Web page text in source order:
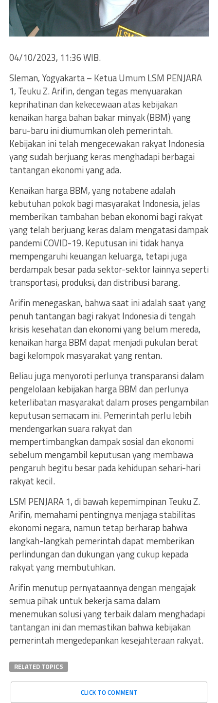
04/10/2023, 11:36 WIB.
Sleman, Yogyakarta – Ketua Umum LSM PENJARA
1, Teuku Z. Arifin, dengan tegas menyuarakan
keprihatinan dan kekecewaan atas kebijakan
kenaikan harga bahan bakar minyak (BBM) yang
baru-baru ini diumumkan oleh pemerintah.
Kebijakan ini telah mengecewakan rakyat Indonesia
yang sudah berjuang keras menghadapi berbagai
tantangan ekonomi yang ada.
Kenaikan harga BBM, yang notabene adalah
kebutuhan pokok bagi masyarakat Indonesia, jelas
memberikan tambahan beban ekonomi bagi rakyat
yang telah berjuang keras dalam mengatasi dampak
pandemi COVID-19. Keputusan ini tidak hanya
mempengaruhi keuangan keluarga, tetapi juga
berdampak besar pada sektor-sektor lainnya seperti
transportasi, produksi, dan distribusi barang.
Arifin menegaskan, bahwa saat ini adalah saat yang
penuh tantangan bagi rakyat Indonesia di tengah
krisis kesehatan dan ekonomi yang belum mereda,
kenaikan harga BBM dapat menjadi pukulan berat
bagi kelompok masyarakat yang rentan.
Beliau juga menyoroti perlunya transparansi dalam
pengelolaan kebijakan harga BBM dan perlunya
keterlibatan masyarakat dalam proses pengambilan
keputusan semacam ini. Pemerintah perlu lebih
mendengarkan suara rakyat dan
mempertimbangkan dampak sosial dan ekonomi
sebelum mengambil keputusan yang membawa
pengaruh begitu besar pada kehidupan sehari-hari
rakyat kecil.
LSM PENJARA 1, di bawah kepemimpinan Teuku Z.
Arifin, memahami pentingnya menjaga stabilitas
ekonomi negara, namun tetap berharap bahwa
langkah-langkah pemerintah dapat memberikan
perlindungan dan dukungan yang cukup kepada
rakyat yang membutuhkan.
Arifin menutup pernyataannya dengan mengajak
semua pihak untuk bekerja sama dalam
menemukan solusi yang terbaik dalam menghadapi
tantangan ini dan memastikan bahwa kebijakan
pemerintah mengedepankan kesejahteraan rakyat.
RELATED TOPICS
CLICK TO COMMENT